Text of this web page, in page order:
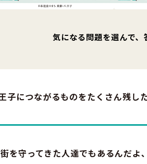
気になる問題を選んで
子につながるものをたくさん残し
を守ってきた人達でもあるんだよ